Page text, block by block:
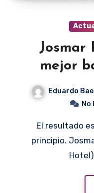
Josmar
mejor
Eduardo
No
El resultado estuvo cantado desde un
principio.